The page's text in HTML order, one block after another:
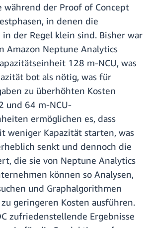
während der Proof of Concept
in denen die
in der Regel klein sind. Bisher war
Amazon Neptune Analytics
128 m-NCU, was
bot als nötig, was für
zu überhöhten Kosten
und 64 m-NCU-
ermöglichen es, dass
weniger Kapazität starten, was
senkt und dennoch die
die sie von Neptune Analytics
können so Analysen,
und Graphalgorithmen
geringeren Kosten ausführen.
zufriedenstellende Ergebnisse